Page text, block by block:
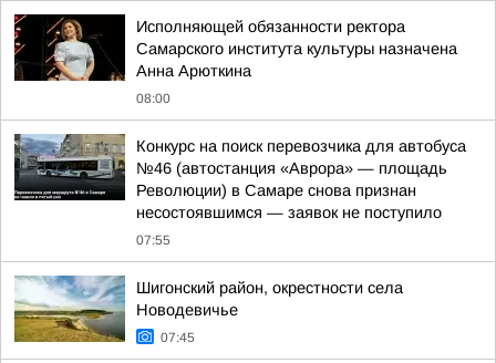
Исполняющей обязанности ректора
Самарского института культуры назначена
Анна Арюткина
08:00
Конкурс на поиск перевозчика для автобуса
№46 (автостанция «Аврора» — площадь
Революции) в Самаре снова признан
несостоявшимся — заявок не поступило
07:55
Шигонский район, окрестности села
Новодевичье
07:45